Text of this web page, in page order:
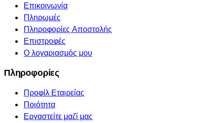
Επικοινωνία
Πληρωμές
Πληροφορίες Αποστολής
Επιστροφές
Ο λογαριασμός μου
Πληροφορίες
Προφίλ Εταιρείας
Ποιότητα
Εργαστείτε μαζί μας